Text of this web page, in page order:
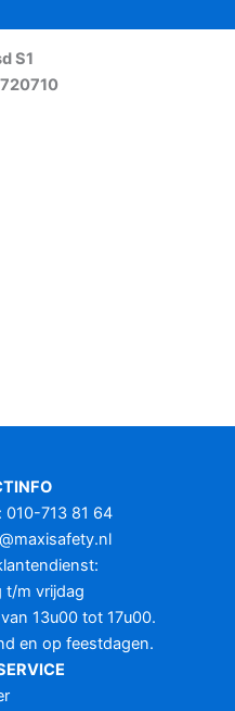
S1
010-713 81 64
t/m vrijdag
13u00 tot 17u00.
en op feestdagen.